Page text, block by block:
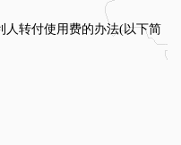
转付使用费的办法(以下简